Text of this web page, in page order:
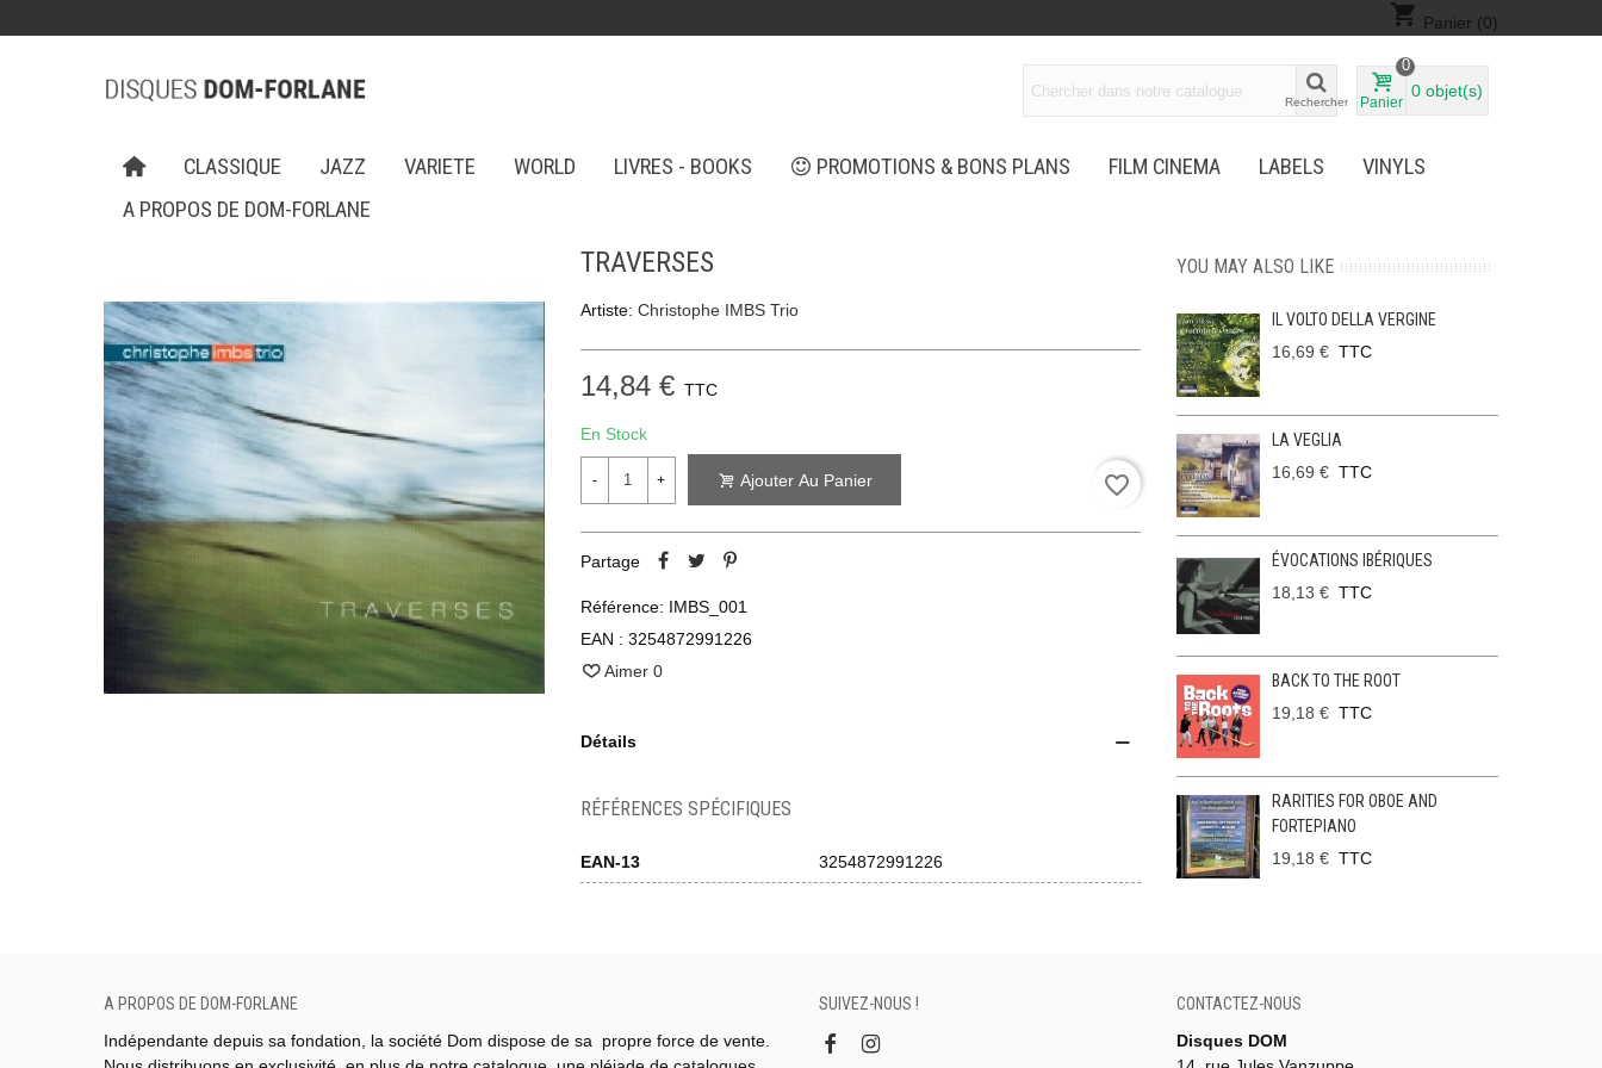
shopping_cart Panier (0)
Rechercher Panier
0
0 objet(s)
CLASSIQUE JAZZ VARIETE WORLD LIVRES - BOOKS PROMOTIONS & BONS PLANS FILM CINEMA LABELS
VINYLS
A PROPOS DE DOM-FORLANE
TRAVERSES
Artiste: Christophe IMBS Trio
14,84 € TTC
En Stock
- + Ajouter Au Panier favorite_border
Partage
Référence: IMBS_001
EAN : 3254872991226
Aimer 0
Détails
RÉFÉRENCES SPÉCIFIQUES
EAN-13 3254872991226
YOU MAY ALSO LIKE
IL VOLTO DELLA VERGINE
16,69 € TTC
LA VEGLIA
16,69 € TTC
ÉVOCATIONS IBÉRIQUES
18,13 € TTC
BACK TO THE ROOT
19,18 € TTC
RARITIES FOR OBOE AND
FORTEPIANO
19,18 € TTC
A PROPOS DE DOM-FORLANE
Indépendante depuis sa fondation, la société Dom dispose de sa propre force de vente.
SUIVEZ-NOUS !
CONTACTEZ-NOUS
Disques DOM